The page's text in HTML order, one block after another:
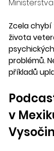
Zcela
života
problémů.
příkladů
v